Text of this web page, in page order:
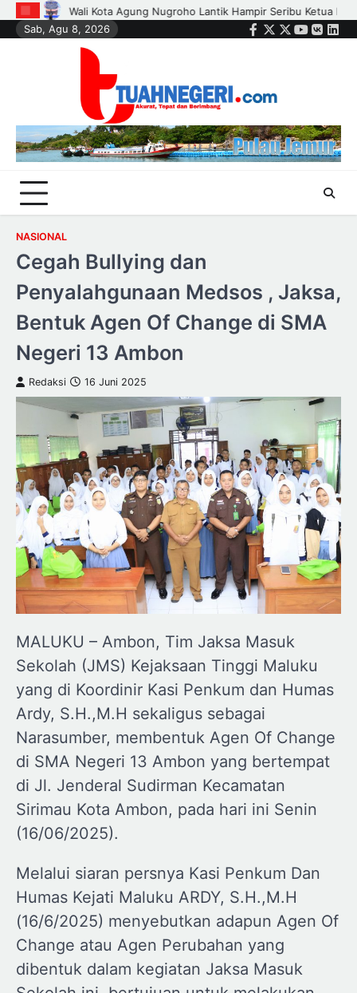
Skip
to
RT, RW, dan Pengurus Dasa Wisma di Tujuh Kecamatan
Polisi
Sab, Agu 8, 2026
Facebook
Twitter
Instagram
Youtube
VK
NASIONAL
Cegah Bullying dan
Penyalahgunaan Medsos , Jaksa,
Bentuk Agen Of Change di SMA
Negeri 13 Ambon
Redaksi 16 Juni 2025
MALUKU – Ambon, Tim Jaksa Masuk
Sekolah (JMS) Kejaksaan Tinggi Maluku
yang di Koordinir Kasi Penkum dan Humas
Ardy, S.H.,M.H sekaligus sebagai
Narasumber, membentuk Agen Of Change
di SMA Negeri 13 Ambon yang bertempat
di Jl. Jenderal Sudirman Kecamatan
Sirimau Kota Ambon, pada hari ini Senin
(16/06/2025).
Melalui siaran persnya Kasi Penkum Dan
Humas Kejati Maluku ARDY, S.H.,M.H
(16/6/2025) menyebutkan adapun Agen Of
Change atau Agen Perubahan yang
dibentuk dalam kegiatan Jaksa Masuk